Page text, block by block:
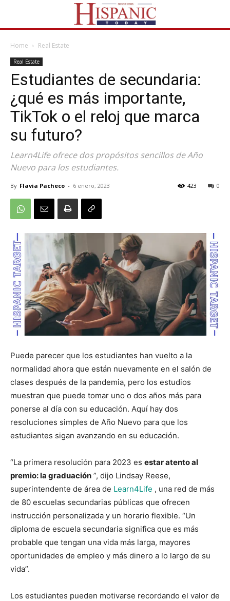
Home Real Estate
Real Estate
Estudiantes de secundaria:
¿qué es más importante,
TikTok o el reloj que marca
su futuro?
Learn4Life ofrece dos propósitos sencillos de Año
Nuevo para los estudiantes.
By Flavia Pacheco - 6 enero, 2023 0
423
Puede parecer que los estudiantes han vuelto a la
normalidad ahora que están nuevamente en el salón de
clases después de la pandemia, pero los estudios
muestran que puede tomar uno o dos años más para
ponerse al día con su educación. Aquí hay dos
resoluciones simples de Año Nuevo para que los
estudiantes sigan avanzando en su educación.
“La primera resolución para 2023 es estar atento al
premio: la graduación ”, dijo Lindsay Reese,
superintendente de área de Learn4Life , una red de más
de 80 escuelas secundarias públicas que ofrecen
instrucción personalizada y un horario flexible. “Un
diploma de escuela secundaria significa que es más
probable que tengan una vida más larga, mayores
oportunidades de empleo y más dinero a lo largo de su
vida”.
Los estudiantes pueden motivarse recordando el valor de